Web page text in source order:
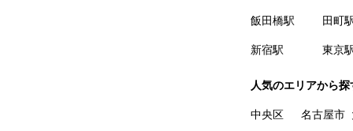
飯田橋駅 田町
新宿駅 東京
人気のエリアから探
中央区 名古屋市